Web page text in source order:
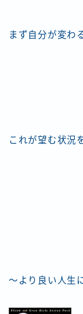
まず自分が変わ
これが望む状況
〜より良い人生